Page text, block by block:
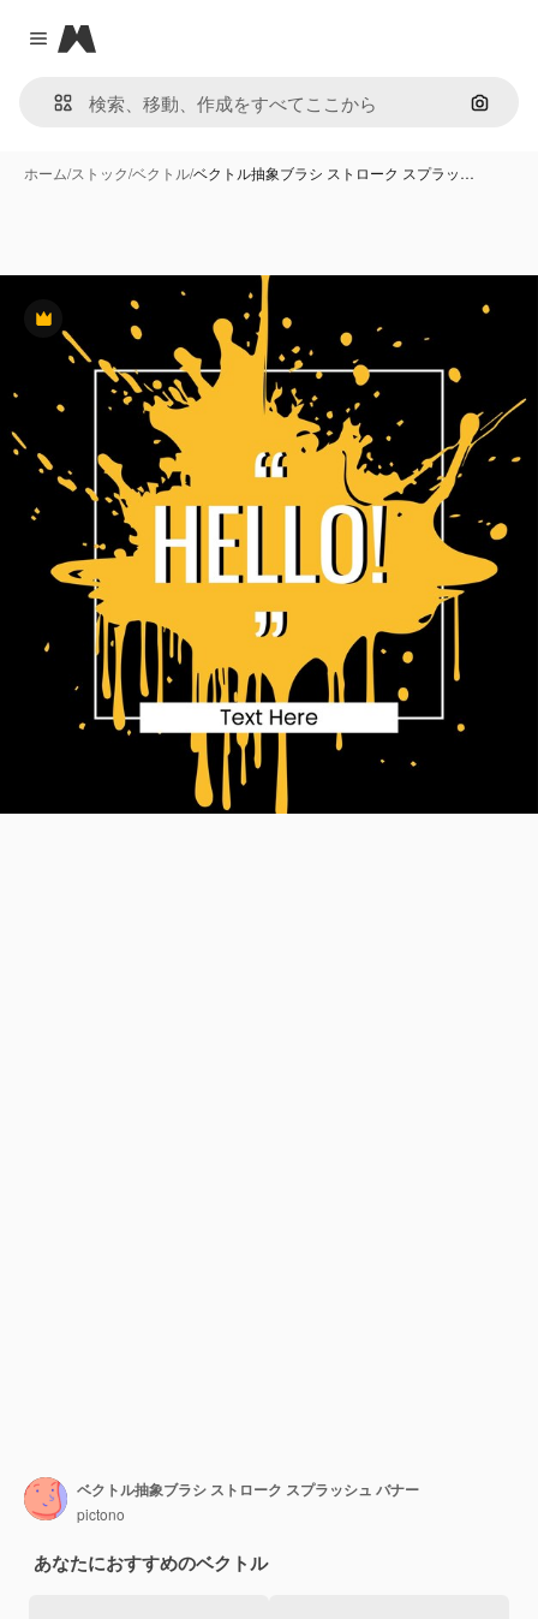
Close menu
Magnific
画像で
ホーム/ストック/ベクトル/ベクトル抽象ブラシ ストローク スプラッ…
Premium
ベクトル抽象ブラシ ストローク スプラッシュ バナー
pictono
あなたにおすすめのベクトル